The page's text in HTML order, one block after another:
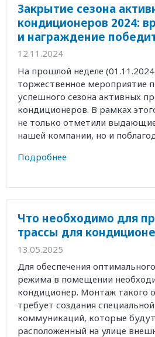
Закрытие сезона
кондиционеров 2024:
и награждение
12.11.2024
На прошлой неделе
торжественное мероприятие
успешного сезона активных
кондиционеров. В рамках
не только отметили
нашей компании, но и
Подробнее
Что необходимо для
трассы для
13.05.2025
Для обеспечения
режима в помещении
кондиционер. Монтаж такого
требует создания
коммуникаций, которые
расположенный на улице